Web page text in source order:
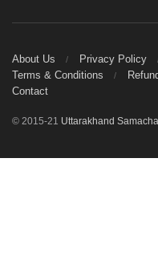
About Us Privacy Policy
Terms & Conditions
Contact
© 2015-21 Uttarakhand